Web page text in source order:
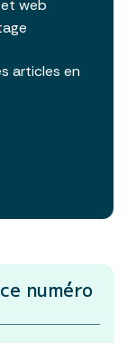
web
articles en
numéro